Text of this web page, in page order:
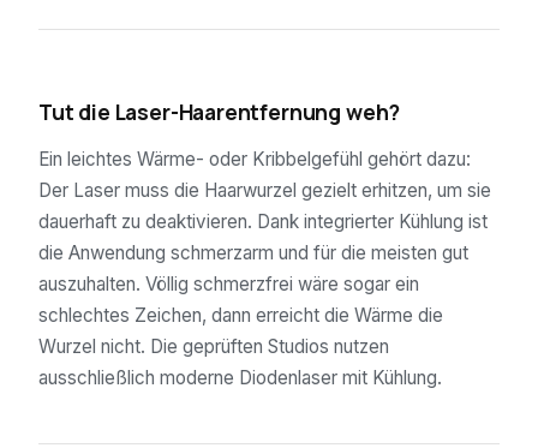
Tut die Laser-Haarentfernung weh?
Ein leichtes Wärme- oder Kribbelgefühl gehört dazu:
Der Laser muss die Haarwurzel gezielt erhitzen, um sie
dauerhaft zu deaktivieren. Dank integrierter Kühlung ist
die Anwendung schmerzarm und für die meisten gut
auszuhalten. Völlig schmerzfrei wäre sogar ein
schlechtes Zeichen, dann erreicht die Wärme die
Wurzel nicht. Die geprüften Studios nutzen
ausschließlich moderne Diodenlaser mit Kühlung.